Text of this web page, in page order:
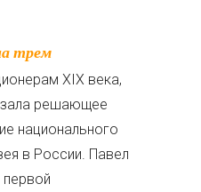
XIX века,
решающее
национального
в России. Павел
первой